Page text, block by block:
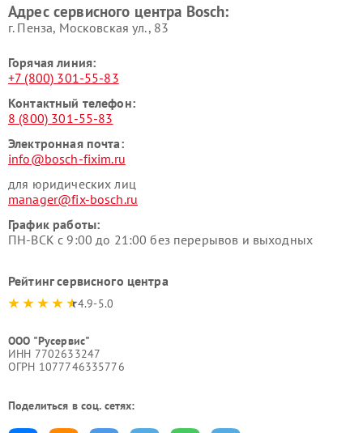
Адрес сервисного центра Bosch:
г. Пенза, Московская ул., 83
Горячая линия:
+7 (800) 301-55-83
Контактный телефон:
8 (800) 301-55-83
Электронная почта:
info@bosch-fixim.ru
для юридических лиц
manager@fix-bosch.ru
График работы:
ПН-ВСК с 9:00 до 21:00 без перерывов и выходных
Рейтинг сервисного центра
4.9-5.0
ООО "Русервис"
ИНН 7702633247
ОГРН 1077746335776
Поделиться в соц. сетях: